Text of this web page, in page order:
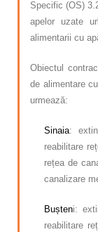
Specific (OS)
apelor uzate
alimentarii cu
Obiectul
de alimentare
urmează:
Sinaia:
reabilitare
rețea de
canalizare
Bușteni:
reabilitare